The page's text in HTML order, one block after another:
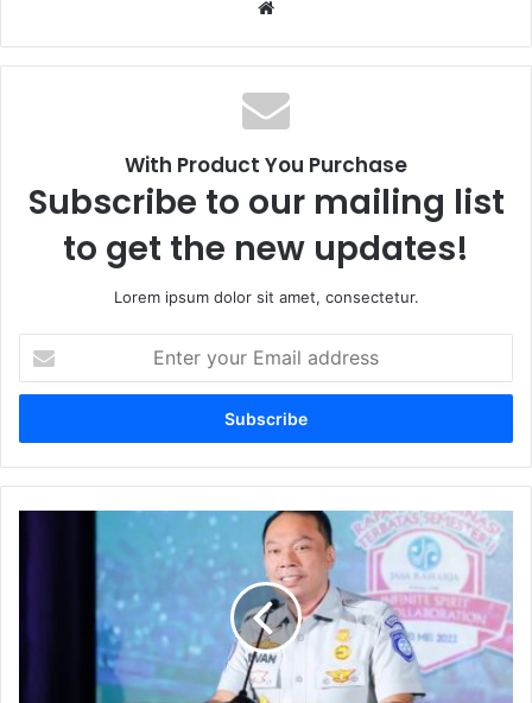
With Product You Purchase
Subscribe to our mailing list
to get the new updates!
Lorem ipsum dolor sit amet, consectetur.
your
Email
Purwantono:
Collaboration,